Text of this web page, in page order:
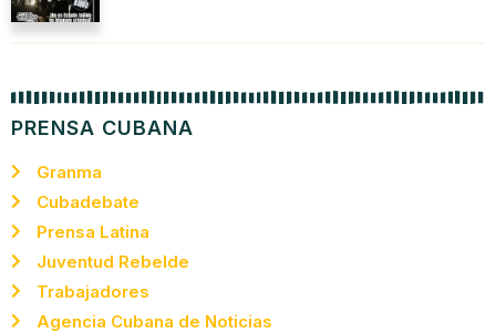
PRENSA CUBANA
Granma
Cubadebate
Prensa Latina
Juventud Rebelde
Trabajadores
Agencia Cubana de Noticias